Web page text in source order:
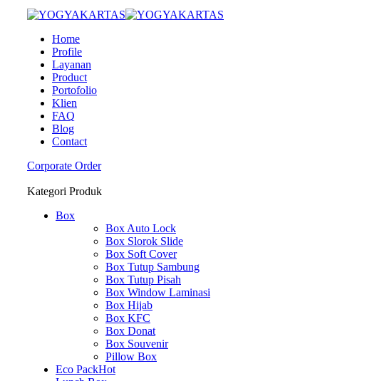
Home
Profile
Layanan
Product
Portofolio
Klien
FAQ
Blog
Contact
Corporate Order
Kategori Produk
Box
Box Auto Lock
Box Slorok Slide
Box Soft Cover
Box Tutup Sambung
Box Tutup Pisah
Box Window Laminasi
Box Hijab
Box KFC
Box Donat
Box Souvenir
Pillow Box
Eco PackHot